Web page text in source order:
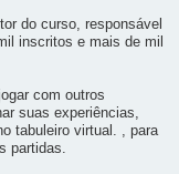
do curso, responsável
inscritos e mais de mil
com outros
suas experiências,
tabuleiro virtual. , para
partidas.